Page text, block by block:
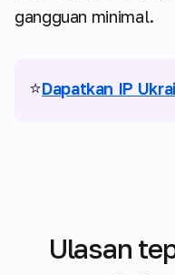
gangguan minimal.
⭐Dapatkan IP
Ulasan